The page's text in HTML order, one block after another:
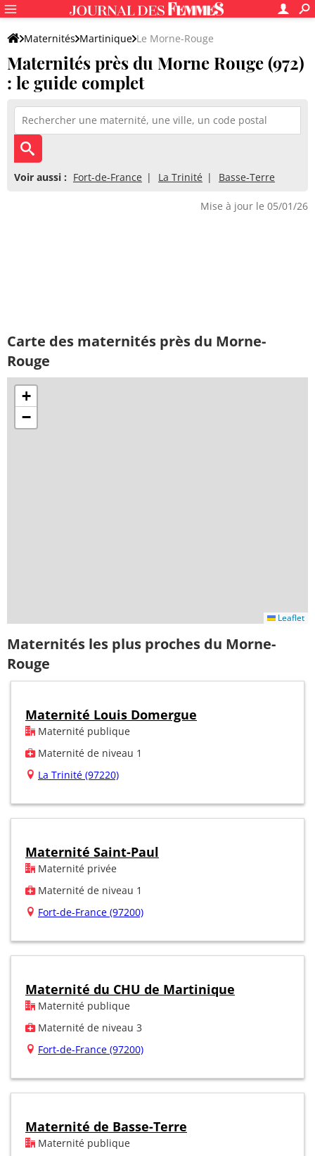
Maternités Martinique Le Morne-Rouge
Maternités près du Morne Rouge (972)
: le guide complet
Voir aussi : Fort-de-France La Trinité Basse-Terre
Mise à jour le 05/01/26
Carte des maternités près du Morne-
Rouge
+
−
Leaflet
Maternités les plus proches du Morne-
Rouge
Maternité Louis Domergue
Maternité publique
Maternité de niveau 1
La Trinité (97220)
Maternité Saint-Paul
Maternité privée
Maternité de niveau 1
Fort-de-France (97200)
Maternité du CHU de Martinique
Maternité publique
Maternité de niveau 3
Fort-de-France (97200)
Maternité de Basse-Terre
Maternité publique